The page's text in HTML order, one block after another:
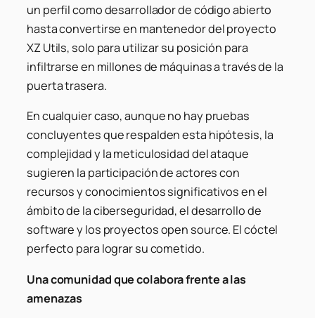
un perfil como desarrollador de código abierto
hasta convertirse en mantenedor del proyecto
XZ Utils, solo para utilizar su posición para
infiltrarse en millones de máquinas a través de la
puerta trasera.
En cualquier caso, aunque no hay pruebas
concluyentes que respalden esta hipótesis, la
complejidad y la meticulosidad del ataque
sugieren la participación de actores con
recursos y conocimientos significativos en el
ámbito de la ciberseguridad, el desarrollo de
software y los proyectosopen source. El cóctel
perfecto para lograr su cometido.
Una comunidad que colabora frente a las
amenazas